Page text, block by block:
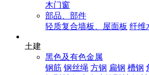
木门窗
部品、部件
轻质复合墙板、屋面板 纤维
土建
黑色及有色金属
钢筋 钢丝绳 方钢 扁钢 槽钢